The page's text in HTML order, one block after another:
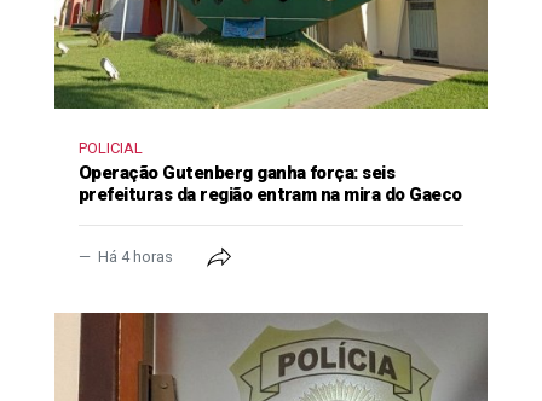
POLICIAL
Operação Gutenberg ganha força: seis
prefeituras da região entram na mira do Gaeco
Há 4 horas